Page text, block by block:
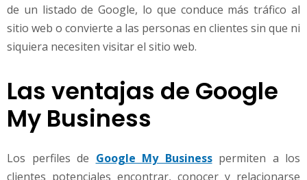
de un listado de Google, lo que conduce más tráfico al
sitio web o convierte a las personas en clientes sin que ni
siquiera necesiten visitar el sitio web.
Las ventajas de Google
My Business
Los perfiles de Google My Businesspermiten a los
clientes potenciales encontrar, conocer y relacionarse